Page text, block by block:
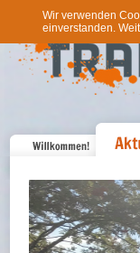
Wir verwenden
einverstanden.